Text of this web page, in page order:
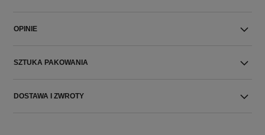
OPINIE
SZTUKA PAKOWANIA
DOSTAWA I ZWROTY